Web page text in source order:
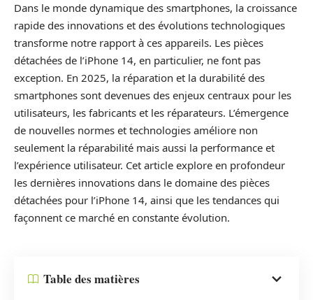
Dans le monde dynamique des smartphones, la croissance
rapide des innovations et des évolutions technologiques
transforme notre rapport à ces appareils. Les pièces
détachées de l’iPhone 14, en particulier, ne font pas
exception. En 2025, la réparation et la durabilité des
smartphones sont devenues des enjeux centraux pour les
utilisateurs, les fabricants et les réparateurs. L’émergence
de nouvelles normes et technologies améliore non
seulement la réparabilité mais aussi la performance et
l’expérience utilisateur. Cet article explore en profondeur
les dernières innovations dans le domaine des pièces
détachées pour l’iPhone 14, ainsi que les tendances qui
façonnent ce marché en constante évolution.
Table des matières